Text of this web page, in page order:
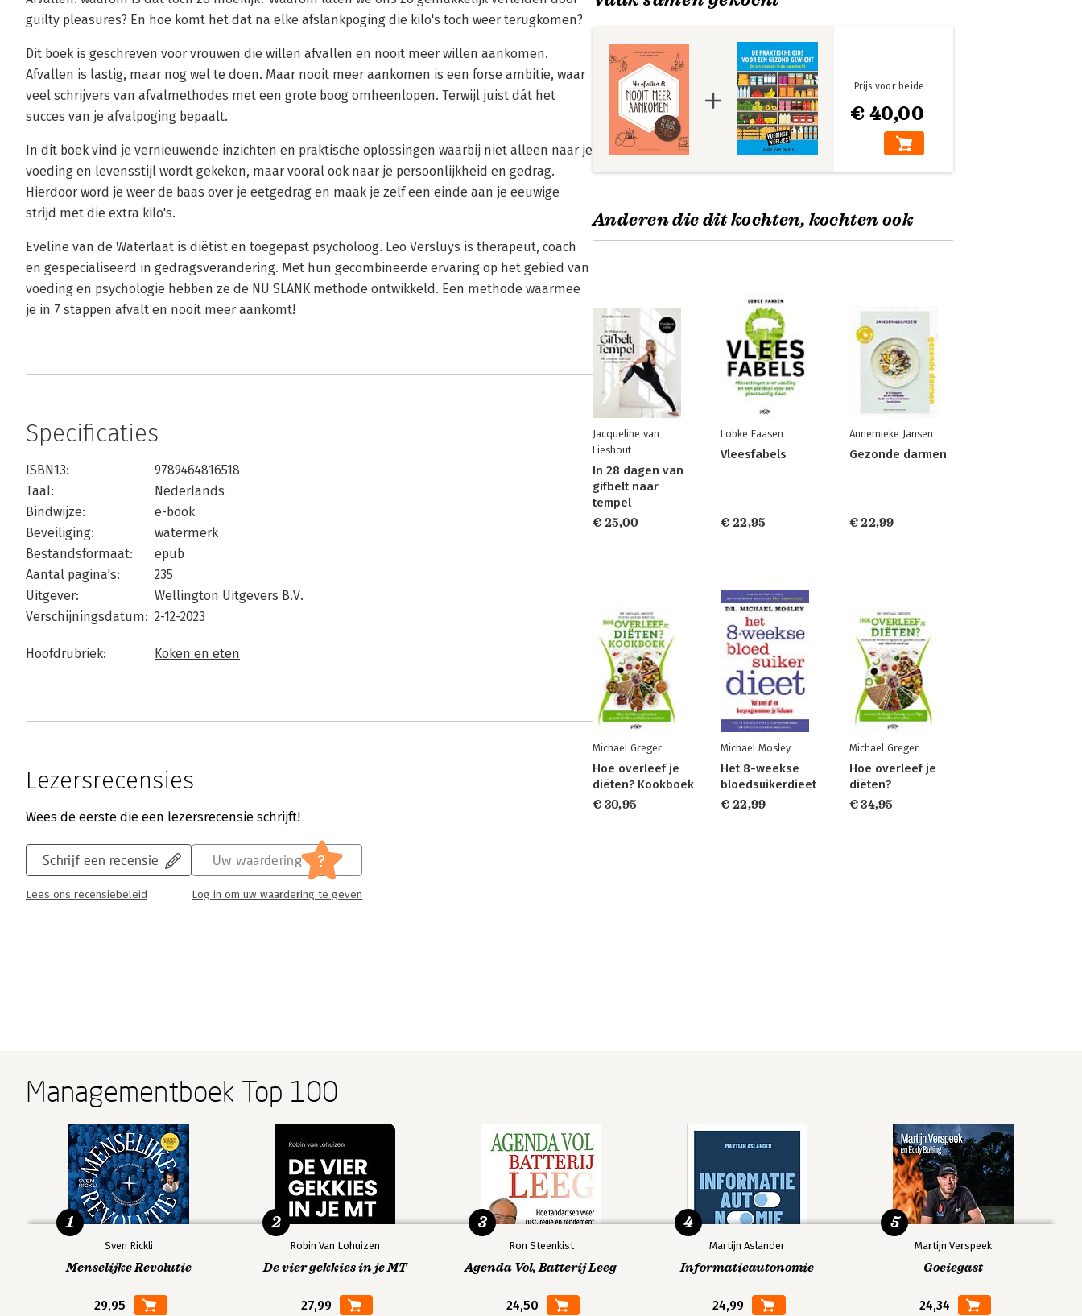
guilty pleasures? En hoe komt het dat na elke afslankpoging die kilo's toch weer terugkomen?
Dit boek is geschreven voor vrouwen die willen afvallen en nooit meer willen aankomen.
Afvallen is lastig, maar nog wel te doen. Maar nooit meer aankomen is een forse ambitie, waar
veel schrijvers van afvalmethodes met een grote boog omheenlopen. Terwijl juist dát het
succes van je afvalpoging bepaalt.
In dit boek vind je vernieuwende inzichten en praktische oplossingen waarbij niet alleen naar je
voeding en levensstijl wordt gekeken, maar vooral ook naar je persoonlijkheid en gedrag.
Hierdoor word je weer de baas over je eetgedrag en maak je zelf een einde aan je eeuwige
strijd met die extra kilo's.
Eveline van de Waterlaat is diëtist en toegepast psycholoog. Leo Versluys is therapeut, coach
en gespecialiseerd in gedragsverandering. Met hun gecombineerde ervaring op het gebied van
voeding en psychologie hebben ze de NU SLANK methode ontwikkeld. Een methode waarmee
je in 7 stappen afvalt en nooit meer aankomt!
Specificaties
ISBN13:
9789464816518
Taal:
Nederlands
Bindwijze:
e-book
Beveiliging:
watermerk
Bestandsformaat:
epub
Aantal pagina's:
235
Uitgever:
Wellington Uitgevers B.V.
Verschijningsdatum: 2-12-2023
Hoofdrubriek: Koken en eten
Lezersrecensies
Wees de eerste die een lezersrecensie schrijft!
Schrijf een recensie
Lees ons recensiebeleid
Uw waardering ?
Log in om uw waardering te geven
€ 40,00
Prijs voor beide
Anderen die dit kochten, kochten ook
Jacqueline van
Lieshout
In 28 dagen van
gifbelt naar
tempel
€ 25,00
Lobke Faasen
Vleesfabels
€ 22,95
Annemieke Jansen
Gezonde darmen
€ 22,99
Michael Greger
Hoe overleef je
diëten? Kookboek
€ 30,95
Michael Mosley
Het 8-weekse
bloedsuikerdieet
€ 22,99
Michael Greger
Hoe overleef je
diëten?
€ 34,95
Managementboek Top 100
Sven Rickli
Menselijke Revolutie
29,95
1
Robin Van Lohuizen
De vier gekkies in je MT
27,99
2
Ron Steenkist
Agenda Vol, Batterij Leeg
24,50
3
Martijn Aslander
Informatieautonomie
24,99
4
Martijn Verspeek
Goeiegast
24,34
5